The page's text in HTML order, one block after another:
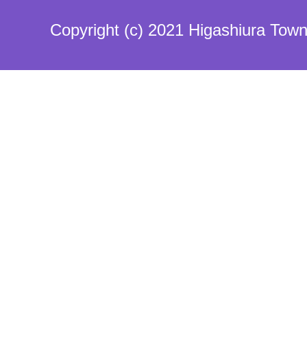
Copyright (c) 2021 Higashiura